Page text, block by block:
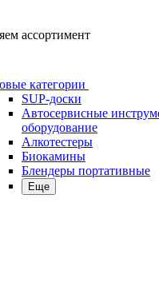
ассортимент
категории
SUP-доски
Автосервисные
оборудование
Алкотестеры
Биокамины
Блендеры портативные
Еще